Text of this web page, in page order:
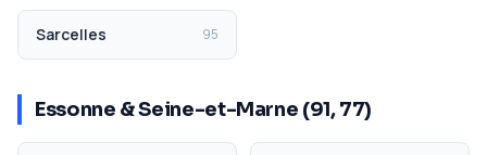
Sarcelles 95
Essonne & Seine-et-Marne (91, 77)